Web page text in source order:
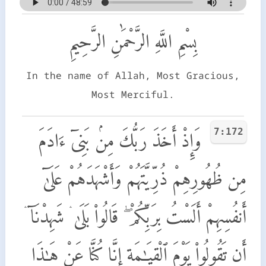
بِسْمِ اللَّهِ الرَّحْمَٰنِ الرَّحِيمِ
In the name of Allah, Most Gracious,
Most Merciful.
7:172
وَإِذْ أَخَذَ رَبُّكَ مِنۢ بَنِىٓ ءَادَمَ
مِن ظُهُورِهِمْ ذُرِّيَّتَهُمْ وَأَشْهَدَهُمْ عَلَىٰٓ
أَنفُسِهِمْ أَلَسْتُ بِرَبِّكُمْ ۖ قَالُوا۟ بَلَىٰ ۛ شَهِدْنَآ ۛ
أَن تَقُولُوا۟ يَوْمَ ٱلْقِيَـٰمَةِ إِنَّا كُنَّا عَنْ هَـٰذَا